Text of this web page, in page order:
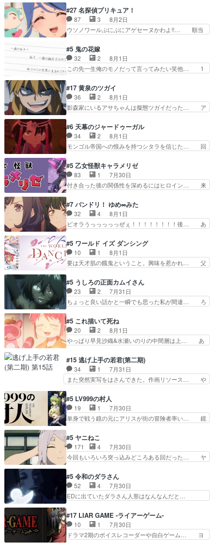
てケーキ食べて、帰りにカメ… ララが働く事での
てんやわんや。働いて大変… 地道に働き人と関わ
る日々の中に愛を見いだ…
お名前を見たんだけどあの中村大樹さん… 糸ちゃ
んカッケー、色んな意味でwゲームが… 姉から性
的興奮覚えてないよね？なんて言わ… テーマ：引
きこもりの理由感想は、久しぶり… 元ゲーマーな
んの距離感おかしいね(*´… 糸と源ははよ好きお
うとると言わんかい！引… ショウくんと対等に話
すためにゲームをする…
#27 名探偵プリキュア！
87 3
8月2日
ウソノワールぷにぷにアゲセーヌかわよ!!… 順当
取り戻し正式に探偵事務所で働き始め… ポワロ、
元ネタを解説して原作に誘導するの… くれあさん
の探偵としての初事件にしてちょ… ・急にクイズ
番組が始まったw・妖精ウソノ… るるかの助手だ
の！？クレアさん探偵すぎ… 突然のポアロクイズ
は草なんよ。んで、あん… 今回からついにくれあ
が探偵事務所の仲間に…
#5 鬼の花嫁
32 2
8月1日
この先一生俺のモノだって言ってみたい笑他… 1
さん柚子に18年分の誕生日プレゼント… 柚子は
鬼龍院家から初めて学校に通う事にな… プレゼン
ト攻撃ヤバすぎるwwwヴァイオレ… 玲夜さまサ
プライズの、これまでの柚子ちゃ… 玲夜から柚子
んへ…もう中学生な… 梅原の人が18歳になるま
での誕生プレゼン… なよなよした男（cv石田彰）
梅ちゃんがた…
#17 黄泉のツガイ
36 2
8月1日
影森家にいるアサちゃんは擬態ツガイだった… ア
にアサはいなかった逆にガブちゃんはい… 影森の
当主が際限なくツガイを増やせるのに… 今回はも
うガブちゃんさんの悲鳴にも似た怒… ユルと戦っ
た時から伏線が張られていたのが… しかしアサ
い筈のガブちゃん、アキオの… 色々とひっかけが
あって、最終的に嫌な終わ… ゴンゾウが従える大
量のツガイに何事かと思…
#6 天幕のジャードゥーガル
34 2
8月1日
モンゴル帝国への恨みを持つシタラを信じた… 回
タイの妃になってもその心は晴れず、モ… ドレゲ
ネの過去、宝石だった彼女が人になり… ドレゲネ
の過去、、辛かった、、あのジャタ… 年上旦那が
良い人でも、女は宝石でただ笑っ… ダイルの儀式
過去には同情の言葉しか…シ… 奥様に悲しい過
去…萌え袖が可愛いね、と思… ドレゲネとシタ
ラ、2人だけの同盟が結成さ…
#5 乙女怪獣キャラメリゼ
83 1
7月30日
付き合った後の関係性を深めるにはヒロイン… 来
とメスってて何この可愛い生物。クラス… 付き合
い始めたら始めたでまた違った悩みが… と一歩ず
つ踏み出す黒絵ちゃん微笑ま新汰の… ツインテー
ルが可愛いお茶目な妹ちゃんです… しかも過去も
らっしゃるからかしらお顔が… 黒絵「怪獣に憧れ
るのはいいけど自分自身が… 素の自分はどちらな
のかはまだ不明だが見せ…
#7 バンドリ！ ゆめ∞みた
32 4
8月1日
ビオラうっっっっっぜぇ！！！！！！！！後… あ
ラが悪魔すぎて気分が悪くなってきたこ… 声優ま
とめました(７話まで)仲町あられ/… ビオラの策略
がバッチリ嵌って最高wwwこ… 自信あれば評価
なんて気にしないし、充実し… ・バーチャルだけ
け？と思ったら歌唱シーン… の、らいぶシーン
＿!!­­--­­--­… それだけでええやん！！しかし、ビオラ
が仕…
#5 ワールド イズ ダンシング
10 1
8月1日
要は天才肌の餓鬼ということ。興味を惹かれ… 父
の鬼夜叉と田楽の増次郎。小さないざこ… 着眼点
は良くとも、先鋭的すぎるのか。芸能… 鬼夜叉は
石也と共に観世座をあとにし、三条… 観世座を離
れ、三条坊門御所で日々を送る鬼… 「お前(鬼夜
子舞勝負。鬼夜叉は猫の動き… 登場人物の我が強
い。新しい獅子舞に拘って… 第５話を
primevideoで視聴しまし…
#5 うしろの正面カムイさん
23 2
7月31日
ちょっと良い話かと一瞬でも思った私が間違… ろ
も1日お疲れ様でした～───昨晩～今… 幼女に拾
われたお市ちゃんの恩返し。化け猫… 役にて出演
させていただきました。ジョアン… トイ・ストー
リーみたいな始まり。流石に除… 猫相手になんで
し良い話化け猫は油が好物… 今回はあかやし1体
のみで15分。金持ちの… 今更だけど霊が性行為
で祓えることは何とな…
#5 これ描いて死ね
20 2
8月1日
やっぱり早見沙織&水瀬いのりの中間層は上… あ
人物が増えてわいわいしたところが好き… 初コミ
ティアで２０冊刷りは妥当だよね。俺… 藤森さん
のママ向けの漫画で、また涙腺が⋯… 〜漫画に
「想い」をこめよう｣娘に漫画であ… 何回この作
てコミティアっていいなあ。同… コミティア参加
のしおりを徹夜で作る先生(… お母さん、娘にあ
んな漫画描かれたら泣いち…
#15 逃げ上手の若君(第二期)
34 1
7月31日
また突然実写をはさんできた。作画リソース… や
歳まで童貞だと魔法使いになれるという… こっち
の諏訪の三大将もまたクセが強いw色… 頼重が完
全にブレーンだよね毎回敵キャラが… 弧次郎「欲
を我慢して強くなれるなら大飯食… 変化球な演出
ていただきました！最終的に… この高らかなDT
宣言、合田一人に通じるも… この作品は近年稀に
見るおっさんキャラの充…
#5 LV999の村人
19 1
7月30日
単身で戦う鏡の元にアリスが街の冒険者率い… 鏡
なががんばってくれたアリスの父ちゃん… 成長限
界が999である村人と定めた上位存… 大規模バト
ルシーンなのに会話してばっかり… やっぱり勇者
より強かったか笑統率力LV9… 普通の人間の親子
組みか‥Lv200帯の… そのために役割を超越する
者の出現させるた… アリスのお陰で他の勇者達も
共闘してくれ魔…
#5 ヤニねこ
171 4
7月30日
今回もいろいろ突っ込みどころある回だった… ヤ
ちゃんの恋愛話をしたり、タバコを生産… ここう
っすら思ったことズバリ言ってくれて… おかし
い、さわやかだ 世話好きの陰に支配… ヤクねこ
のクワガタ取りの話見て切なくなっ… 普段は選別
れww唐突な作画力の正… なんか今日はかなり一
瞬で終わっちまったっ… 先週と比べてまだまとも
に見えた。4話は過…
#5 令和のダラさん
52 4
7月30日
EDに出ていたダラさん人形はなんなんだと…
惨な過去がきっちり現代に継承されている… ダラ
さんと姉弟の母との出会いの話やはりダ… ダラさ
んの過去話も佳境…げに恐ろしいは人… 第５話感
想：２人の過剰な貢ぎ物?の礼とし… 第５話感
#17 LIAR GAME -ライアーゲーム-
10 1
7月30日
ドラマ2期のボイスレコーダーや自白ゲーム… ヨ